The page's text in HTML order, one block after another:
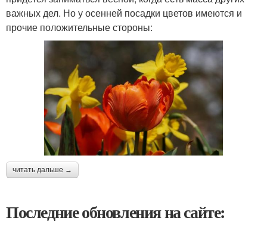
важных дел. Но у осенней посадки цветов имеются и
прочие положительные стороны:
читать дальше →
Последние обновления на сайте: